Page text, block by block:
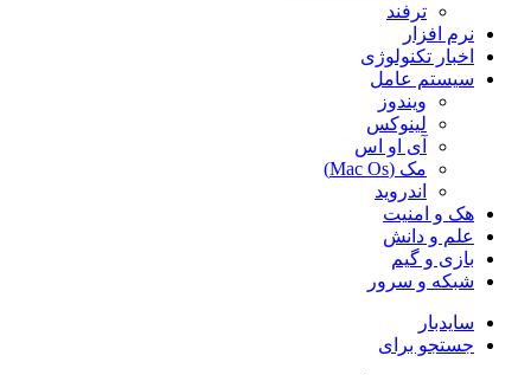
ترفند
نرم افزار
اخبار تکنولوژی
سیستم عامل
ویندوز
لینوکس
آی او اس
مک (Mac Os)
اندروید
هک و امنیت
علم و دانش
بازی و گیم
شبکه و سرور
سایدبار
جستجو برای